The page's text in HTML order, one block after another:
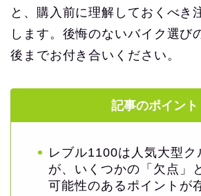
と、購入前に理解しておくべき
します。後悔のないバイク選び
後までお付き合いください。
記事のポイント
レブル1100は人気大型ク
が、いくつかの「欠点」
可能性のあるポイントが